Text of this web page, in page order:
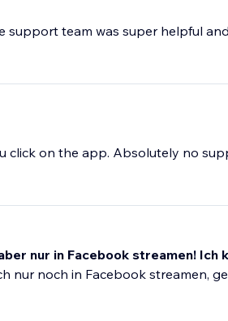
team was super helpful
on the app. Absolutely no
nur in Facebook streamen! Ich
noch in Facebook streamen,